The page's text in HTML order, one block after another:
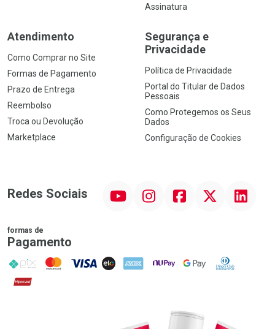
Assinatura
Atendimento
Como Comprar no Site
Formas de Pagamento
Prazo de Entrega
Reembolso
Troca ou Devolução
Marketplace
Segurança e
Privacidade
Política de Privacidade
Portal do Titular de Dados
Pessoais
Como Protegemos os Seus
Dados
Configuração de Cookies
Redes Sociais InstagramFacebookTwitter Linkedin
formas de
Pagamento
PIX MasterCard
VISA ELO AMEX NuPay Google PayDiners Club
Hipercard
Promoção em Destaque